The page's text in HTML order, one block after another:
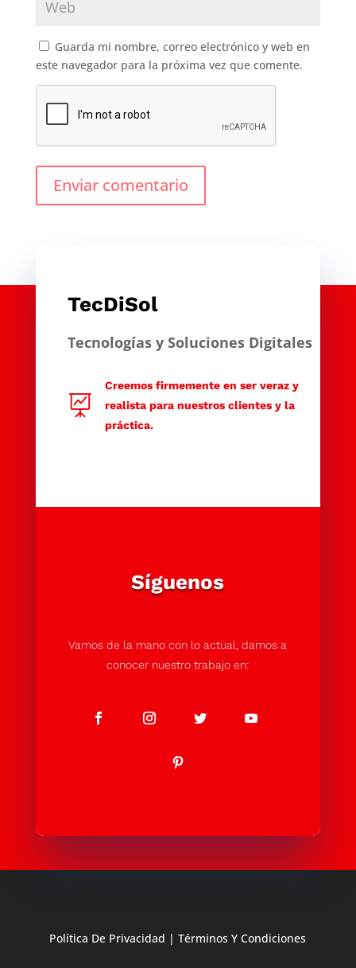
Guarda mi nombre, correo electrónico y web en
este navegador para la próxima vez que comente.
Enviar comentario
TecDiSol
Tecnologías y Soluciones Digitales

Creemos firmemente en ser veraz y
realista para nuestros clientes y la
práctica.
Síguenos
Vamos de la mano con lo actual, damos a
conocer nuestro trabajo en:
Política De Privacidad |Términos Y Condiciones